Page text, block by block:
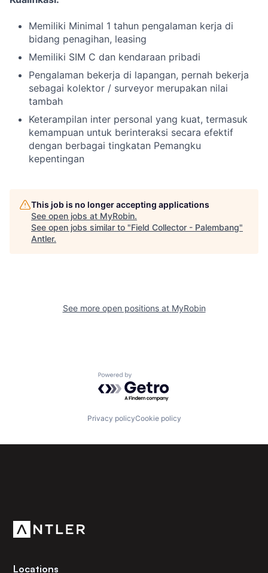
Memiliki Minimal 1 tahun pengalaman kerja di
bidang penagihan, leasing
Memiliki SIM C dan kendaraan pribadi
Pengalaman bekerja di lapangan, pernah bekerja
sebagai kolektor / surveyor merupakan nilai
tambah
Keterampilan inter personal yang kuat, termasuk
kemampuan untuk berinteraksi secara efektif
dengan berbagai tingkatan Pemangku
kepentingan
This job is no longer accepting applications
See open jobs at MyRobin.
See open jobs similar to "Field Collector - Palembang"
Antler.
See more open positions at MyRobin
Powered by Getro.com
Privacy policyCookie policy
Locations